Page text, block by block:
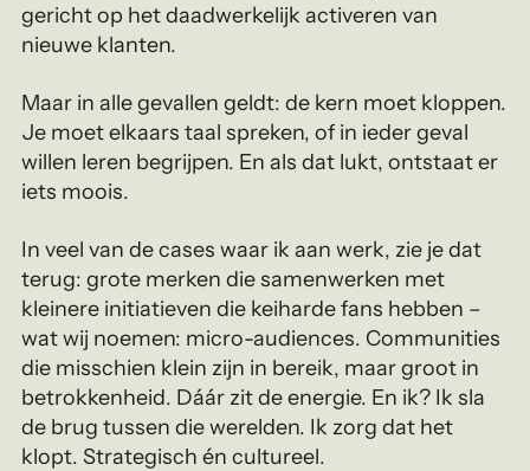
gericht op het daadwerkelijk activeren van
nieuwe klanten.
Maar in alle gevallen geldt: de kern moet kloppen.
Je moet elkaars taal spreken, of in ieder geval
willen leren begrijpen. En als dat lukt, ontstaat er
iets moois.
In veel van de cases waar ik aan werk, zie je dat
terug: grote merken die samenwerken met
kleinere initiatieven die keiharde fans hebben –
wat wij noemen: micro-audiences. Communities
die misschien klein zijn in bereik, maar groot in
betrokkenheid. Dáár zit de energie. En ik? Ik sla
de brug tussen die werelden. Ik zorg dat het
klopt. Strategisch én cultureel.